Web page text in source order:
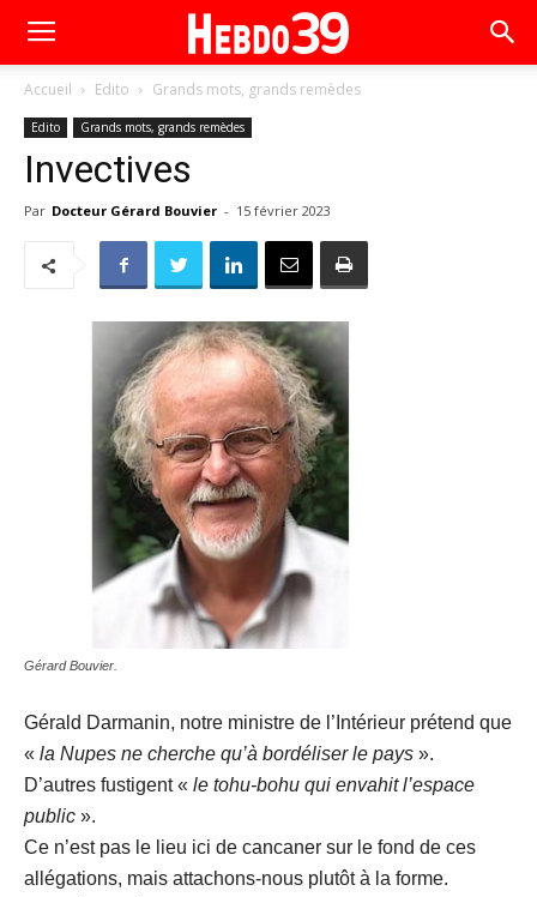
Accueil Edito Grands mots, grands remèdes
Edito Grands mots, grands remèdes
Invectives
Par Docteur Gérard Bouvier - 15 février 2023
Gérard Bouvier.
Gérald Darmanin, notre ministre de l’Intérieur prétend que
« la Nupes ne cherche qu’à bordéliser le pays ».
D’autres fustigent « le tohu-bohu qui envahit l’espace
public ».
Ce n’est pas le lieu ici de cancaner sur le fond de ces
allégations, mais attachons-nous plutôt à la forme.